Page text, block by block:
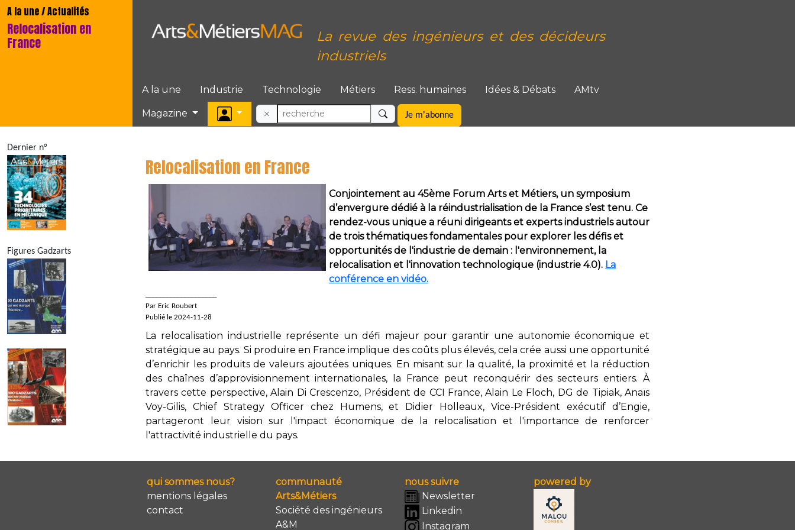
A la une / Actualités
Relocalisation en
France
La revue des ingénieurs et des décideurs
industriels
A la une Industrie Technologie Métiers Ress. humaines Idées & Débats AMtv
Magazine Je m'abonne
Dernier n°
Figures Gadzarts
Relocalisation en France
Conjointement au 45ème Forum Arts et Métiers, un symposium
d’envergure dédié à la réindustrialisation de la France s’est tenu. Ce
rendez-vous unique a réuni dirigeants et experts industriels autour
de trois thématiques fondamentales pour explorer les défis et
opportunités de l'industrie de demain : l'environnement, la
relocalisation et l'innovation technologique (industrie 4.0). La
conférence en vidéo.
Par Eric Roubert
Publié le 2024-11-28
La relocalisation industrielle représente un défi majeur pour garantir une autonomie économique et
stratégique au pays. Si produire en France implique des coûts plus élevés, cela crée aussi une opportunité
d’enrichir les produits de valeurs ajoutées uniques. En misant sur la qualité, la proximité et la réduction
des chaînes d’approvisionnement internationales, la France peut reconquérir des secteurs entiers. À
travers cette perspective, Alain Di Crescenzo, Président de CCI France, Alain Le Floch, DG de Tipiak, Anaïs
Voy-Gilis, Chief Strategy Officer chez Humens, et Didier Holleaux, Vice-Président exécutif d’Engie,
partageront leur vision sur l'impact économique de la relocalisation et l'importance de renforcer
l'attractivité industrielle du pays.
qui sommes nous?
mentions légales
contact
communauté
Arts&Métiers
Société des ingénieurs
A&M
nous suivre
Newsletter
Linkedin
Instagram
powered by